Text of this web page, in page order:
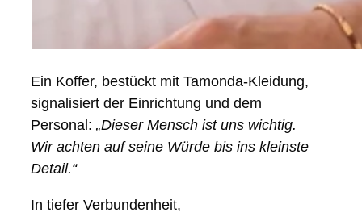
Ein Koffer, bestückt mit Tamonda-Kleidung,
signalisiert der Einrichtung und dem
Personal: „Dieser Mensch ist uns wichtig.
Wir achten auf seine Würde bis ins kleinste
Detail.“
In tiefer Verbundenheit,